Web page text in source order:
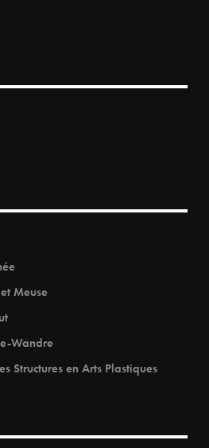
Meuse
Wandre
Structures en Arts Plastiques